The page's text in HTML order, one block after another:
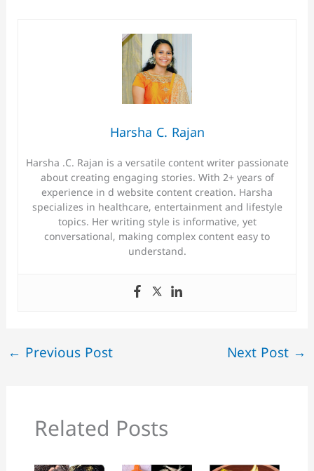
Harsha C. Rajan
Harsha .C. Rajan is a versatile content writer passionate
about creating engaging stories. With 2+ years of
experience in d website content creation. Harsha
specializes in healthcare, entertainment and lifestyle
topics. Her writing style is informative, yet
conversational, making complex content easy to
understand.
← Previous Post Next Post →
Related Posts